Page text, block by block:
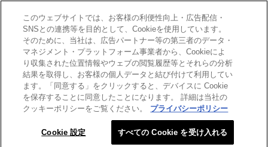
SEARCH THIS SITE
エクストラオーディナリー オイル
エクストラオーディナリー オ
イル エアリー シルク
このウェブサイトでは、お客様の利便性向上・広告配信・
SNSとの連携等を目的として、Cookieを使用しています。
そのために、当社は、広告パートナー等の第三者のデータ・
マネジメント・プラットフォーム事業者から、Cookieによ
り収集された位置情報やウェブの閲覧履歴等とそれらの分析
結果を取得し、お客様の個人データと結び付けて利用してい
ます。「同意する」をクリックすると、デバイスに Cookie
を保存することに同意したことになります。 詳細は当社の
クッキーポリシーをご覧ください。
プライバシーポリシー
Cookie 設定 すべての Cookie を受け入れる